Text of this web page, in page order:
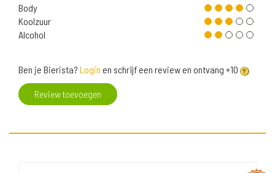
Body
Koolzuur
Alcohol
Ben je Bierista? Login en schrijf een review en ontvang +10
Review toevoegen